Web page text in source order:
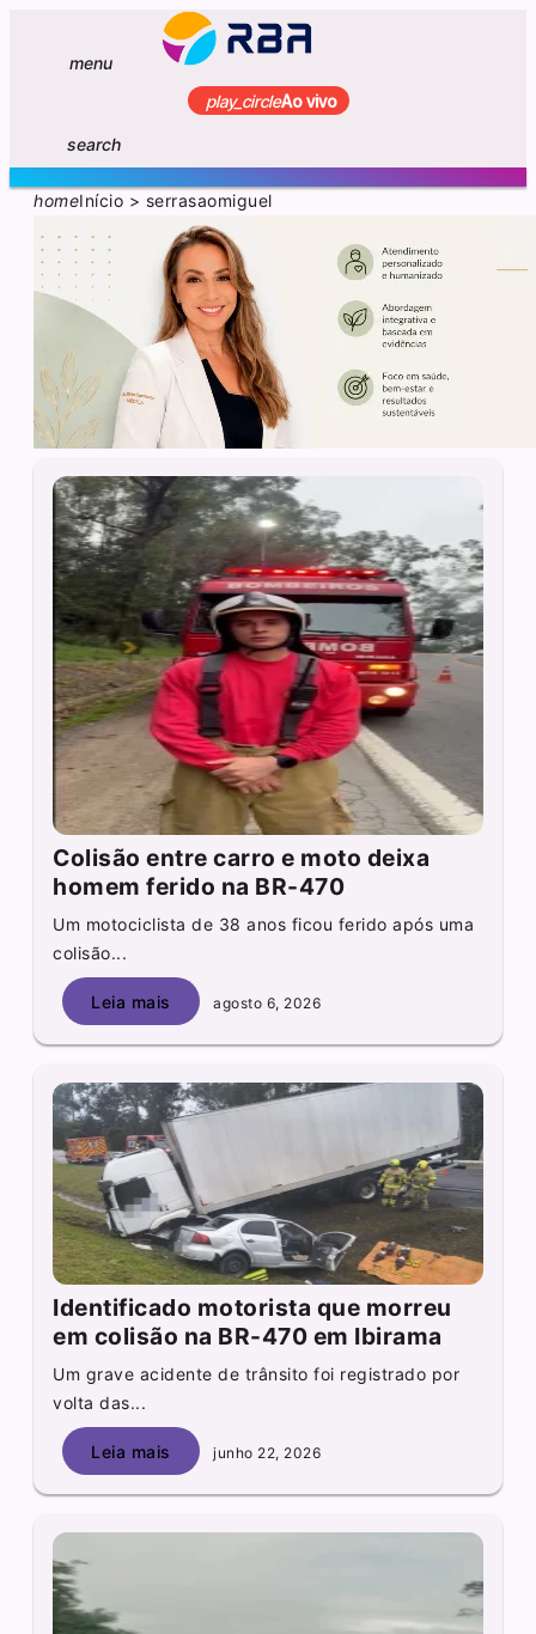
menu
play_circleAo vivo
search
homeInício > serrasaomiguel
Colisão entre carro e moto deixa
homem ferido na BR-470
Um motociclista de 38 anos ficou ferido após uma
colisão...
Leia mais agosto 6, 2026
Identificado motorista que morreu
em colisão na BR-470 em Ibirama
Um grave acidente de trânsito foi registrado por
volta das...
Leia mais junho 22, 2026